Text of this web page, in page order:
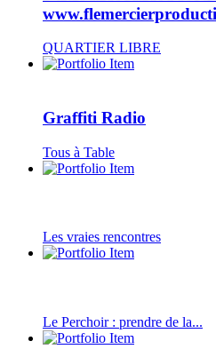
QUARTIER LIBRE
Graffiti Radio
Tous à Table
Les vraies rencontres
Le Perchoir : prendre de la...